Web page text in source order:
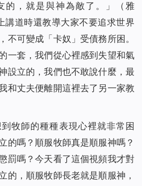
的，就是與神為敵了。」（雅
講道時還教導大家不要追求世界
不可變成「卡奴」受債務所困。
一套，我們從心裡感到失望和氣
設立的，我們也不敢說什麼，最
和丈夫便離開這裡去了另一家教
牧師的種種表現心裡就非常困
的嗎？順服牧師真是順服神嗎？
罰嗎？今天看了這個視頻我才對
的，順服牧師長老就是順服神，